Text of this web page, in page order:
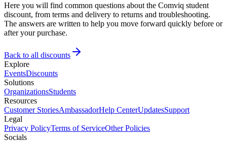
Here you will find common questions about the Comviq student
discount, from terms and delivery to returns and troubleshooting.
The answers are written to help you move forward quickly before or
after your purchase.
Back to all discounts
Explore
EventsDiscounts
Solutions
OrganizationsStudents
Resources
Customer StoriesAmbassadorHelp CenterUpdatesSupport
Legal
Privacy PolicyTerms of ServiceOther Policies
Socials